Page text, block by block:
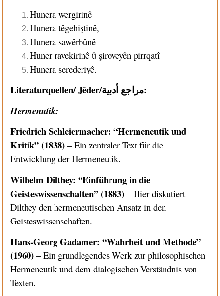
Hunera wergirinê
Hunera têgehiştinê,
Hunera sawêrbûnê
Huner ravekirinê û şiroveyên pirrqatî
Hunera serederiyê.
Literaturquellen/ Jêder/مراجع أدبية:
Hermenutik:
Friedrich Schleiermacher: “Hermeneutik und
Kritik” (1838) – Ein zentraler Text für die
Entwicklung der Hermeneutik.
Wilhelm Dilthey: “Einführung in die
Geisteswissenschaften” (1883) – Hier diskutiert
Dilthey den hermeneutischen Ansatz in den
Geisteswissenschaften.
Hans-Georg Gadamer: “Wahrheit und Methode”
(1960) – Ein grundlegendes Werk zur philosophischen
Hermeneutik und dem dialogischen Verständnis von
Texten.